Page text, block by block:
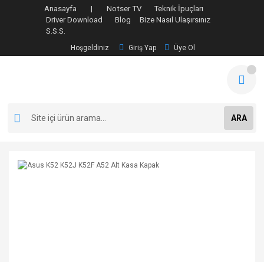
Anasayfa | Notser TV
Teknik İpuçları
Driver Download
Blog
Bize Nasıl Ulaşırsınız
S.S.S.
Hoşgeldiniz Giriş Yap Üye Ol
ARA